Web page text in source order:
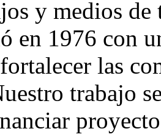
y medios
en 1976 con
las
trabajo